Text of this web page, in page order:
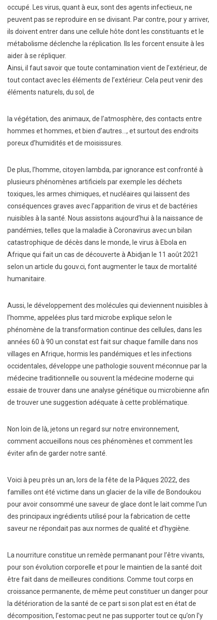
occupé. Les virus, quant à eux, sont des agents infectieux, ne
peuvent pas se reproduire en se divisant. Par contre, pour y arriver,
ils doivent entrer dans une cellule hôte dont les constituants et le
métabolisme déclenche la réplication. Ils les forcent ensuite à les
aider à se répliquer.
Ainsi, il faut savoir que toute contamination vient de l’extérieur, de
tout contact avec les éléments de l’extérieur. Cela peut venir des
éléments naturels, du sol, de
la végétation, des animaux, de l’atmosphère, des contacts entre
hommes et hommes, et bien d’autres…, et surtout des endroits
poreux d’humidités et de moisissures.
De plus, l’homme, citoyen lambda, par ignorance est confronté à
plusieurs phénomènes artificiels par exemple les déchets
toxiques, les armes chimiques, et nucléaires qui laissent des
conséquences graves avec l’apparition de virus et de bactéries
nuisibles à la santé. Nous assistons aujourd’hui à la naissance de
pandémies, telles que la maladie à Coronavirus avec un bilan
catastrophique de décès dans le monde, le virus à Ebola en
Afrique qui fait un cas de découverte à Abidjan le 11 août 2021
selon un article du gouv.ci, font augmenter le taux de mortalité
humanitaire.
Aussi, le développement des molécules qui deviennent nuisibles à
l’homme, appelées plus tard microbe explique selon le
phénomène de la transformation continue des cellules, dans les
années 60 à 90 un constat est fait sur chaque famille dans nos
villages en Afrique, hormis les pandémiques et les infections
occidentales, développe une pathologie souvent méconnue par la
médecine traditionnelle ou souvent la médecine moderne qui
essaie de trouver dans une analyse génétique ou microbienne afin
de trouver une suggestion adéquate à cette problématique.
Non loin de là, jetons un regard sur notre environnement,
comment accueillons nous ces phénomènes et comment les
éviter afin de garder notre santé.
Voici à peu près un an, lors de la fête de la Pâques 2022, des
familles ont été victime dans un glacier de la ville de Bondoukou
pour avoir consommé une saveur de glace dont le lait comme l’un
des principaux ingrédients utilisé pour la fabrication de cette
saveur ne répondait pas aux normes de qualité et d’hygiène.
La nourriture constitue un remède permanant pour l’être vivants,
pour son évolution corporelle et pour le maintien de la santé doit
être fait dans de meilleures conditions. Comme tout corps en
croissance permanente, de même peut constituer un danger pour
la détérioration de la santé de ce part si son plat est en état de
décomposition, l’estomac peut ne pas supporter tout ce qu’on l’y